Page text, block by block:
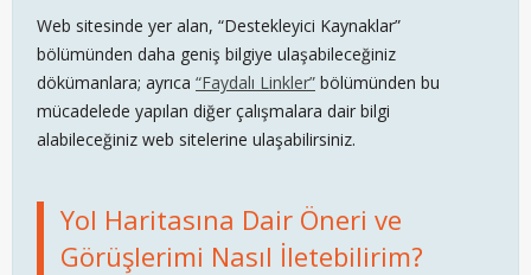
Web sitesinde yer alan, “Destekleyici Kaynaklar”
bölümünden daha geniş bilgiye ulaşabileceğiniz
dökümanlara; ayrıca “Faydalı Linkler” bölümünden bu
mücadelede yapılan diğer çalışmalara dair bilgi
alabileceğiniz web sitelerine ulaşabilirsiniz.
Yol Haritasına Dair Öneri ve
Görüşlerimi Nasıl İletebilirim?